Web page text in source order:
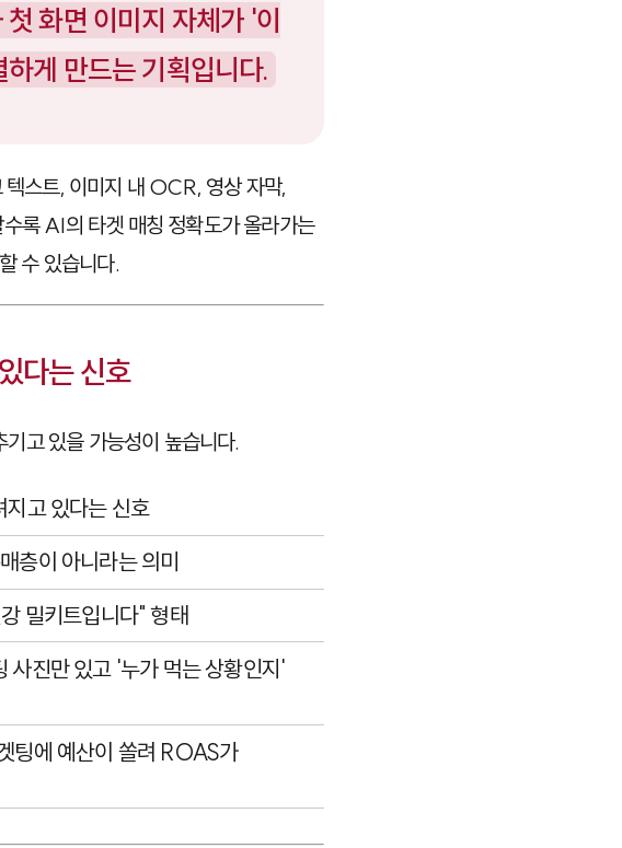
화면 이미지 자체가 '이
게 만드는 기획입니다.
스트, 이미지 내 OCR, 영상 자막,
록 AI의 타겟 매칭 정확도가 올라가는
수 있습니다.
다는 신호
고 있을 가능성이 높습니다.
고 있다는 신호
층이 아니라는 의미
밀키트입니다" 형태
사진만 있고 '누가 먹는 상황인지'
팅에 예산이 쏠려 ROAS가